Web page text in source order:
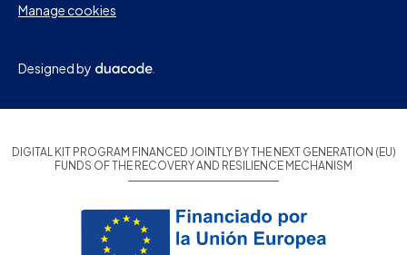
Manage cookies
Designed by
DIGITAL KIT PROGRAM FINANCED JOINTLY BY THE NEXT GENERATION (EU)
FUNDS OF THE RECOVERY AND RESILIENCE MECHANISM